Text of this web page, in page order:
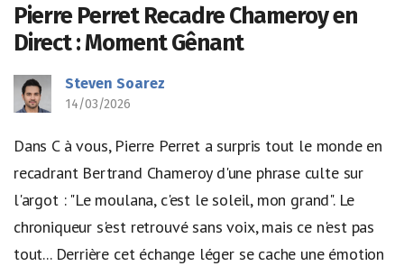
Pierre Perret Recadre Chameroy en
Direct : Moment Gênant
Steven Soarez
14/03/2026
Dans C à vous, Pierre Perret a surpris tout le monde en
recadrant Bertrand Chameroy d'une phrase culte sur
l'argot : "Le moulana, c'est le soleil, mon grand". Le
chroniqueur s'est retrouvé sans voix, mais ce n'est pas
tout... Derrière cet échange léger se cache une émotion